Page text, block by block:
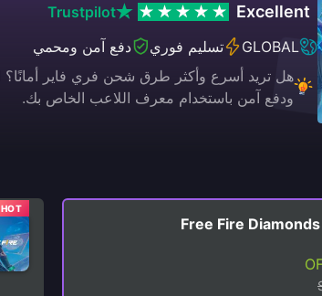
Excellent
Trustpilot
GLOBAL
تسليم فوري
دفع آمن ومحمي
ودفع آمن باستخدام معرف اللاعب الخاص بك.
Free Fire
HOT